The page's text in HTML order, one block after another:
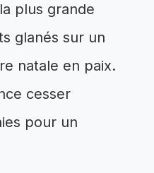
plus grande
glanés sur un
natale en paix.
cesser
pour un